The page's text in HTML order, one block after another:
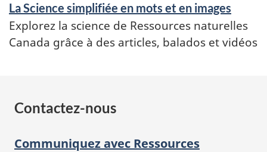
La Science simplifiée en mots et en images
Explorez la science de Ressources naturelles
Canada grâce à des articles, balados et vidéos
Contactez-nous
Communiquez avec Ressources